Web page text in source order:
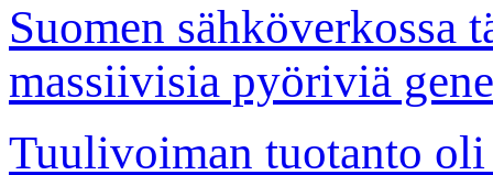
Suomen sähköverkossa
massiivisia pyöriviä
Tuulivoiman tuotanto